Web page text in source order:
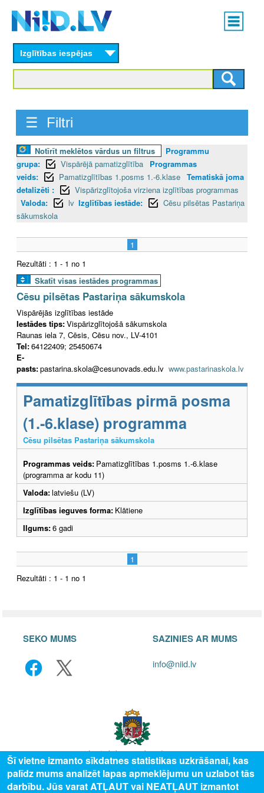
content
Main
menu
Izglītības iespējas
☰ Filtri
Notīrīt meklētos vārdus un filtrus
Programmu
grupa:
Vispārējā pamatizglītība
Programmas
veids:
Pamatizglītības 1.posms 1.-6.klase Tematiskā joma
detalizēti :
Vispārizglītojoša virziena izglītības programmas
Valoda:
lv Izglītības iestāde:
Cēsu pilsētas Pastariņa
sākumskola
1
Rezultāti : 1 - 1 no 1
Skatīt visas iestādes programmas
Cēsu pilsētas Pastariņa sākumskola
Vispārējās izglītības iestāde
Iestādes tips:Vispārizglītojošā sākumskola
Raunas iela 7, Cēsis, Cēsu nov., LV-4101
Tel:64122409; 25450674
E-
pasts:pastarina.skola@cesunovads.edu.lv www.pastarinaskola.lv
Pamatizglītības pirmā posma
(1.-6.klase) programma
Cēsu pilsētas Pastariņa sākumskola
Programmas veids: Pamatizglītības 1.posms 1.-6.klase
(programma ar kodu 11)
Valoda:latviešu (LV)
Izglītības ieguves forma: Klātiene
Ilgums:6 gadi
1
Rezultāti : 1 - 1 no 1
SEKO MUMS SAZINIES AR MUMS
info@niid.lv
© 2025 Valsts izglītības attīstības aģentūra, publicētā satura visas tiesības
Šī vietne izmanto sīkdatnes statistikas uzkrāšanai, kas
palīdz mums analizēt lapas apmeklējumu un uzlabot tās
darbību. Jūs varat ATĻAUT vai NEATĻAUT izmantot